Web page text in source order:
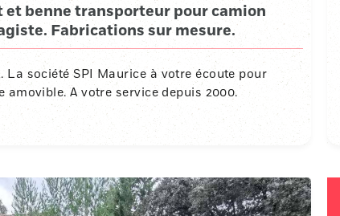
et benne transporteur pour camion
Fabrications sur mesure.
La société SPI Maurice à votre écoute pour
amovible. A votre service depuis 2000.